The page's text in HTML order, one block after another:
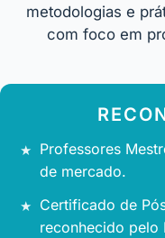
metodologias e
com foco em
Professores
de mercado.
Certificado de
reconhecido pelo